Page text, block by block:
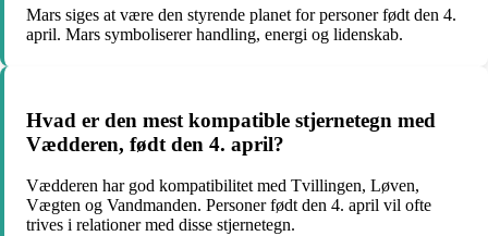
Mars siges at være den styrende planet for personer født den 4.
april. Mars symboliserer handling, energi og lidenskab.
Hvad er den mest kompatible stjernetegn med
Vædderen, født den 4. april?
Vædderen har god kompatibilitet med Tvillingen, Løven,
Vægten og Vandmanden. Personer født den 4. april vil ofte
trives i relationer med disse stjernetegn.